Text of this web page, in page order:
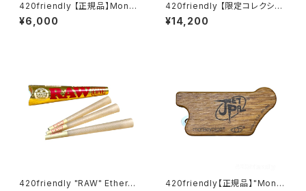
420friendly 【正規品】Monke
y Pipe モンキーパイプ オリジ
ナル (スクリーン付き)
¥6,000
420friendly 【限定コレクショ
ン】Alien Xenomorph Bong
- PVC & GLASS / エイリアン
¥14,200
420friendly "RAW" Etherea
420friendly【正規品】"Monk